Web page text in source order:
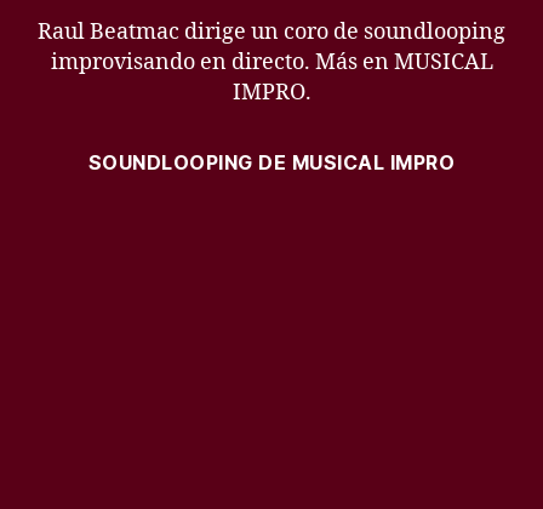
Raul Beatmac dirige un coro de soundlooping
improvisando en directo. Más en MUSICAL
IMPRO.
SOUNDLOOPING DE MUSICAL IMPRO